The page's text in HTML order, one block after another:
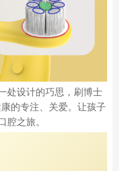
处设计的巧思，刷博士
的专注、关爱。让孩子
腔之旅。